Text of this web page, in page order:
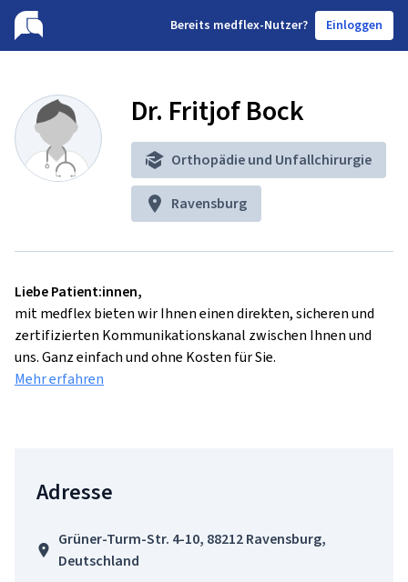
Bereits medflex-Nutzer? Einloggen
Dr. Fritjof Bock
Orthopädie und Unfallchirurgie
Ravensburg
Liebe Patient:innen,
mit medflex bieten wir Ihnen einen direkten, sicheren und
zertifizierten Kommunikationskanal zwischen Ihnen und
uns. Ganz einfach und ohne Kosten für Sie.
Mehr erfahren
Adresse
Grüner-Turm-Str. 4-10, 88212 Ravensburg,
Deutschland